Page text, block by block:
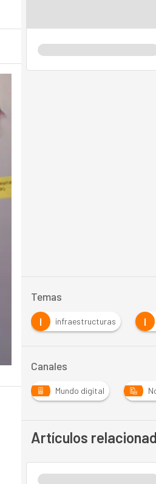
Temas
I infraestructuras I
Canales
Mundo digital
Artículos